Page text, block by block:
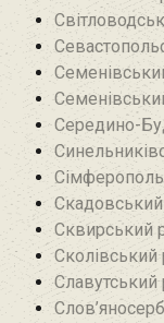
Середино-
Сквирський
Сколівський
Славутський